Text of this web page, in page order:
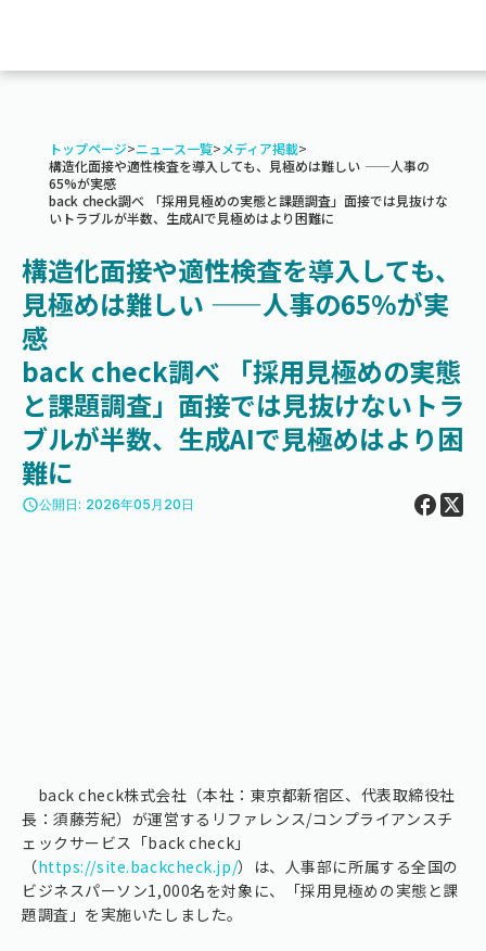
トップページ>ニュース一覧>メディア掲載>
構造化面接や適性検査を導入しても、見極めは難しい ——人事の
65%が実感
back check調べ 「採用見極めの実態と課題調査」面接では見抜けな
いトラブルが半数、生成AIで見極めはより困難に
構造化面接や適性検査を導入しても、
見極めは難しい ——人事の65%が実
感
back check調べ 「採用見極めの実態
と課題調査」面接では見抜けないトラ
ブルが半数、生成AIで見極めはより困
難に
access_time公開日: 2026年05月20日
back check株式会社（本社：東京都新宿区、代表取締役社
長：須藤芳紀）が運営するリファレンス/コンプライアンスチ
ェックサービス「back check」
（https://site.backcheck.jp/）は、人事部に所属する全国の
ビジネスパーソン1,000名を対象に、「採用見極めの実態と課
題調査」を実施いたしました。